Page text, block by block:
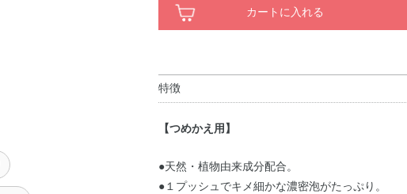
カートに入れる
特徴
【つめかえ用】
●天然・植物由来成分配合。
●１プッシュでキメ細かな濃密泡がたっぷり。